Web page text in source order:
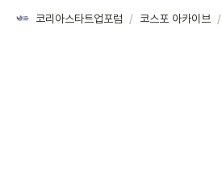
코리아스타트업포럼 / 코스포 아카이브 /